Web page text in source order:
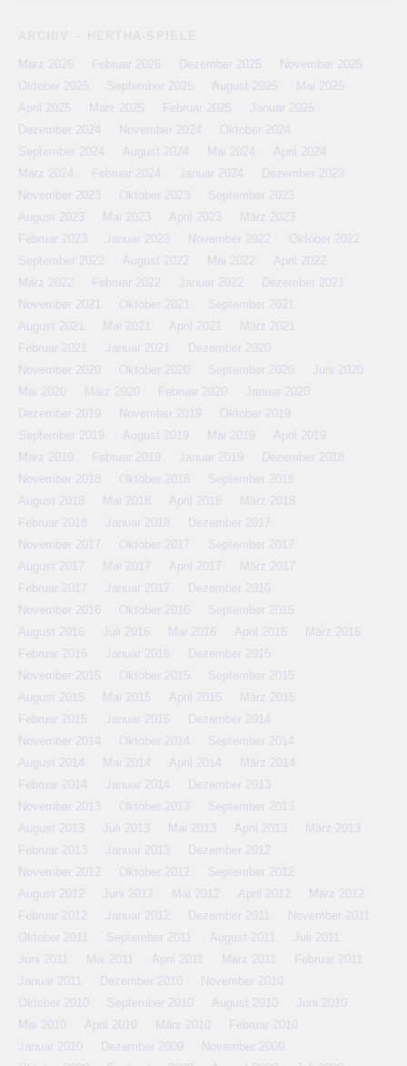
März 2026 Februar 2026 Dezember 2025
November 2025
Oktober 2025
September 2025 August 2025
Mai 2025
April 2025
März 2025 Februar 2025
Januar 2025
Dezember 2024
November 2024
Oktober 2024
September 2024
August 2024 Mai 2024
April 2024
März 2024
Februar 2024 Januar 2024
Dezember 2023
November 2023
Oktober 2023
September 2023
August 2023
Mai 2023 April 2023
März 2023
Februar 2023
Januar 2023 November 2022
Oktober 2022
September 2022
August 2022 Mai 2022
April 2022
März 2022
Februar 2022 Januar 2022
Dezember 2021
November 2021
Oktober 2021
September 2021
August 2021
Mai 2021 April 2021
März 2021
Februar 2021
Januar 2021
Dezember 2020
November 2020
Oktober 2020 September 2020
Juni 2020
Mai 2020
März 2020 Februar 2020
Januar 2020
Dezember 2019
November 2019
Oktober 2019
September 2019
August 2019 Mai 2019
April 2019
März 2019
Februar 2019 Januar 2019
Dezember 2018
November 2018
Oktober 2018
September 2018
August 2018
Mai 2018 April 2018
März 2018
Februar 2018
Januar 2018
Dezember 2017
November 2017
Oktober 2017
September 2017
August 2017
Mai 2017 April 2017
März 2017
Februar 2017
Januar 2017
Dezember 2016
November 2016
Oktober 2016
September 2016
August 2016
Juli 2016 Mai 2016 April 2016
März 2016
Februar 2016
Januar 2016
Dezember 2015
November 2015
Oktober 2015
September 2015
August 2015
Mai 2015 April 2015
März 2015
Februar 2015
Januar 2015
Dezember 2014
November 2014
Oktober 2014
September 2014
August 2014
Mai 2014 April 2014
März 2014
Februar 2014
Januar 2014
Dezember 2013
November 2013
Oktober 2013
September 2013
August 2013
Juli 2013 Mai 2013 April 2013
März 2013
Februar 2013
Januar 2013
Dezember 2012
November 2012
Oktober 2012
September 2012
August 2012
Juni 2012 Mai 2012 April 2012
März 2012
Februar 2012
Januar 2012 Dezember 2011
November 2011
Oktober 2011
September 2011 August 2011
Juli 2011
Juni 2011
Mai 2011 April 2011 März 2011
Februar 2011
Januar 2011
Dezember 2010
November 2010
Oktober 2010
September 2010 August 2010
Juni 2010
Mai 2010
April 2010 März 2010
Februar 2010
Januar 2010
Dezember 2009
November 2009